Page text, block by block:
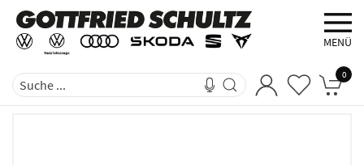
MENÜ
0